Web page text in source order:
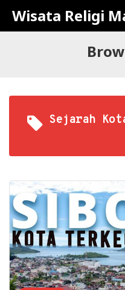
Wisata Religi
Sejarah